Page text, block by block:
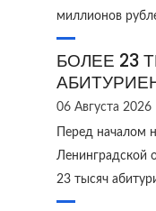
миллионов
БОЛЕЕ 23
06 Августа 2026
Перед началом
Ленинградской
23 тысяч